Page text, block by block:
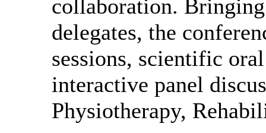
collaboration.
delegates, the
sessions, scientific
interactive panel
Physiotherapy,